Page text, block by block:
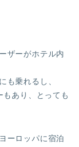
ザーがホテル内
も乗れるし、
もあり、とっても
ーロッパに宿泊